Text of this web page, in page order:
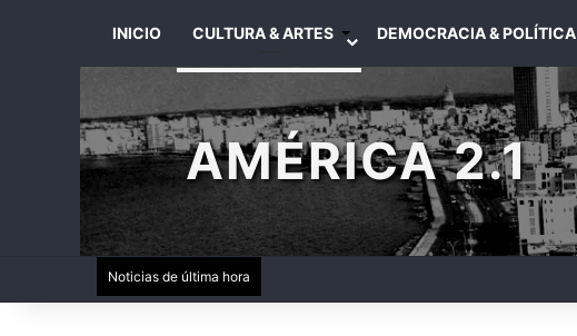
INICIO CULTURA & ARTES DEMOCRACIA & POLÍTICA
AMÉRICA 2.1
Noticias de última hora